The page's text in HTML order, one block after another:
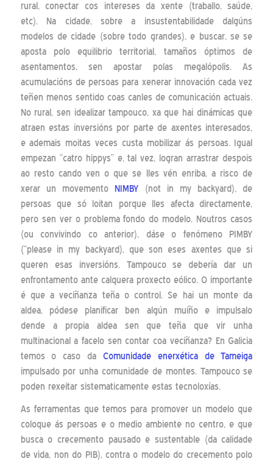
rural, conectar cos intereses da xente (traballo, saúde,
etc). Na cidade, sobre a insustentabilidade dalgúns
modelos de cidade (sobre todo grandes), e buscar, se se
aposta polo equilibrio territorial, tamaños óptimos de
asentamentos, sen apostar polas megalópolis. As
acumulacións de persoas para xenerar innovación cada vez
teñen menos sentido coas canles de comunicación actuais.
No rural, sen idealizar tampouco, xa que hai dinámicas que
atraen estas inversións por parte de axentes interesados,
e ademais moitas veces custa mobilizar ás persoas. Igual
empezan “catro hippys” e, tal vez, logran arrastrar despois
ao resto cando ven o que se lles vén enriba, a risco de
xerar un movemento NIMBY (not in my backyard), de
persoas que só loitan porque lles afecta directamente,
pero sen ver o problema fondo do modelo. Noutros casos
(ou convivindo co anterior), dáse o fenómeno PIMBY
(“please in my backyard), que son eses axentes que si
queren esas inversións. Tampouco se debería dar un
enfrontamento ante calquera proxecto eólico. O importante
é que a veciñanza teña o control. Se hai un monte da
aldea, pódese planificar ben algún muíño e impulsalo
dende a propia aldea sen que teña que vir unha
multinacional a facelo sen contar coa veciñanza? En Galicia
temos o caso da Comunidade enerxética de Tameiga
impulsado por unha comunidade de montes. Tampouco se
poden rexeitar sistematicamente estas tecnoloxías.
As ferramentas que temos para promover un modelo que
coloque ás persoas e o medio ambiente no centro, e que
busca o crecemento pausado e sustentable (da calidade
de vida, non do PIB), contra o modelo do crecemento polo